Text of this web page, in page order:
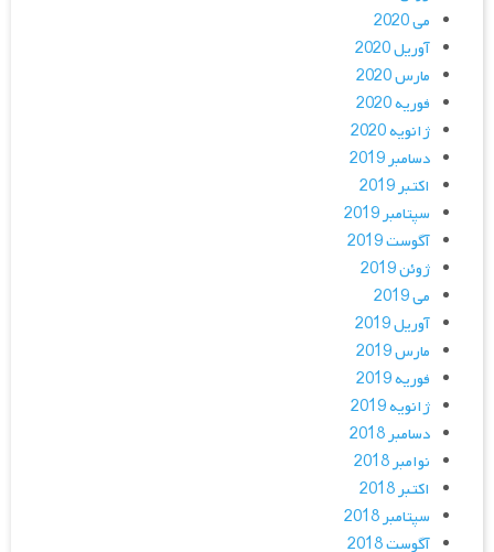
می 2020
آوریل 2020
مارس 2020
فوریه 2020
ژانویه 2020
دسامبر 2019
اکتبر 2019
سپتامبر 2019
آگوست 2019
ژوئن 2019
می 2019
آوریل 2019
مارس 2019
فوریه 2019
ژانویه 2019
دسامبر 2018
نوامبر 2018
اکتبر 2018
سپتامبر 2018
آگوست 2018